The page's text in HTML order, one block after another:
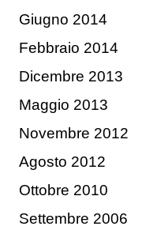
Giugno 2014
Febbraio 2014
Dicembre 2013
Maggio 2013
Novembre 2012
Agosto 2012
Ottobre 2010
Settembre 2006